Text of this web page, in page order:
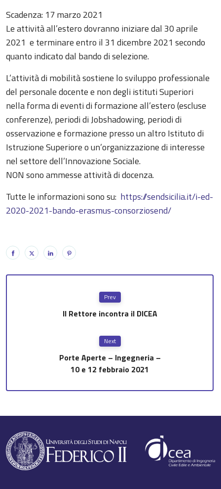
Scadenza: 17 marzo 2021
Le attività all’estero dovranno iniziare dal 30 aprile
2021 e terminare entro il 31 dicembre 2021 secondo
quanto indicato dal bando di selezione.
L’attività di mobilità sostiene lo sviluppo professionale
del personale docente e non degli istituti Superiori
nella forma di eventi di formazione all’estero (escluse
conferenze), periodi di Jobshadowing, periodi di
osservazione e formazione presso un altro Istituto di
Istruzione Superiore o un’organizzazione di interesse
nel settore dell’Innovazione Sociale.
NON sono ammesse attività di docenza.
Tutte le informazioni sono su: https://sendsicilia.it/i-ed-
2020-2021-bando-erasmus-consorziosend/
Prev
Il Rettore incontra il DICEA
Next
Porte Aperte – Ingegneria –
10 e 12 febbraio 2021